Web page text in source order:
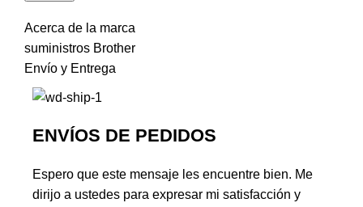
Acerca de la marca
suministros Brother
Envío y Entrega
ENVÍOS DE PEDIDOS
Espero que este mensaje les encuentre bien. Me
dirijo a ustedes para expresar mi satisfacción y